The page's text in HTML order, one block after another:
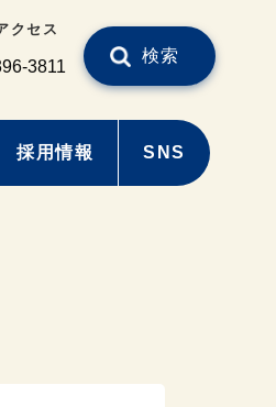
クセス
3811
検索
採用情報 SNS